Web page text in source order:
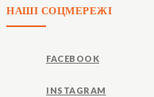
НАШІ СОЦМЕРЕЖІ
FACEBOOK
INSTAGRAM